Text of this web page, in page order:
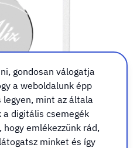
gondosan válogatja
a weboldalunk épp
mint az általa
digitális csemegék
emlékezzünk rád,
minket és így